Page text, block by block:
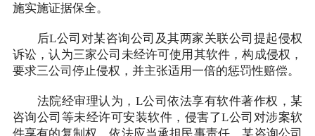
施实施证据保全。
后L公司对某咨询公司及其两家关联公司提起侵权
诉讼，认为三家公司未经许可使用其软件，构成侵权，
要求三公司停止侵权，并主张适用一倍的惩罚性赔偿。
法院经审理认为，L公司依法享有软件著作权，某
咨询公司等未经许可安装软件，侵害了L公司对涉案软